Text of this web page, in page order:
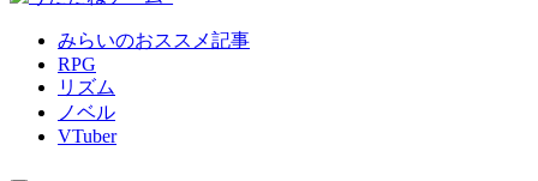
みらいのおススメ記事
RPG
リズム
ノベル
VTuber